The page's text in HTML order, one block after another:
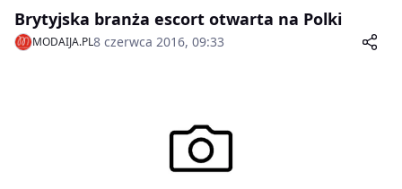
Brytyjska branża escort otwarta na Polki
MODAIJA.PL8 czerwca 2016, 09:33